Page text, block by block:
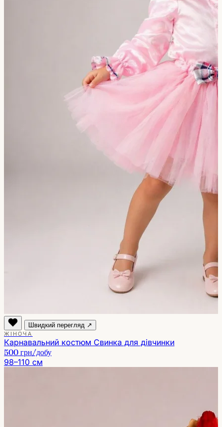
Швидкий перегляд ↗
ЖІНОЧА
Карнавальний костюм Свинка для дівчинки
500 грн/добу
98–110 см